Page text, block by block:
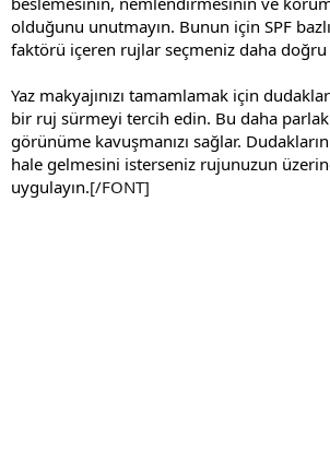
olduğunu unutmayın. Bunun için SPF
faktörü içeren rujlar seçmeniz daha doğru
Yaz makyajınızı tamamlamak için
bir ruj sürmeyi tercih edin. Bu daha parlak
görünüme kavuşmanızı sağlar.
hale gelmesini isterseniz rujunuzun
uygulayın.[/FONT]​